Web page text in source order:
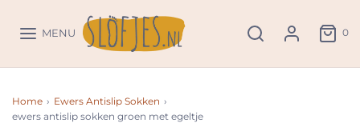
MENU 0
Home › Ewers Antislip Sokken ›
ewers antislip sokken groen met egeltje